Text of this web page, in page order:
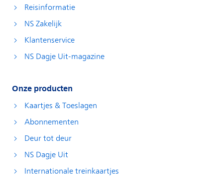
Reisinformatie
NS Zakelijk
Klantenservice
NS Dagje Uit-magazine
Onze producten
Kaartjes & Toeslagen
Abonnementen
Deur tot deur
NS Dagje Uit
Internationale treinkaartjes